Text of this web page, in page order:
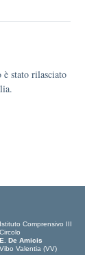
è stato rilasciato
Istituto Comprensivo III
Circolo
E. De Amicis
Vibo Valentia (VV)